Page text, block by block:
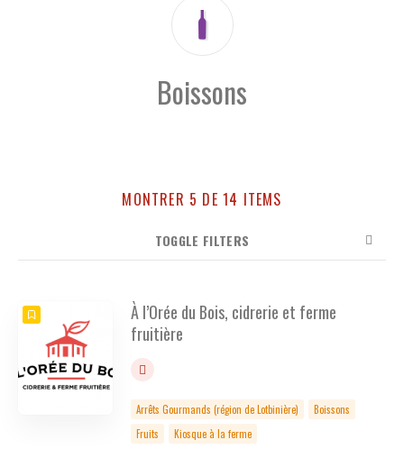
Recherche
Boissons
MONTRER 5 DE 14 ITEMS
TOGGLE FILTERS
NOMBRE CLASSÉ PAR ORDRE
À l’Orée du Bois, cidrerie et ferme
fruitière
Arrêts Gourmands (région de Lotbinière)
Boissons
Fruits
Kiosque à la ferme